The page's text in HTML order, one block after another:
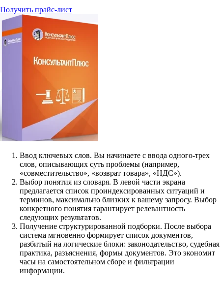
Получить прайс-лист
Ввод ключевых слов. Вы начинаете с ввода одного-трех
слов, описывающих суть проблемы (например,
«совместительство», «возврат товара», «НДС»).
Выбор понятия из словаря. В левой части экрана
предлагается список проиндексированных ситуаций и
терминов, максимально близких к вашему запросу. Выбор
конкретного понятия гарантирует релевантность
следующих результатов.
Получение структурированной подборки. После выбора
система мгновенно формирует список документов,
разбитый на логические блоки: законодательство, судебная
практика, разъяснения, формы документов. Это экономит
часы на самостоятельном сборе и фильтрации
информации.